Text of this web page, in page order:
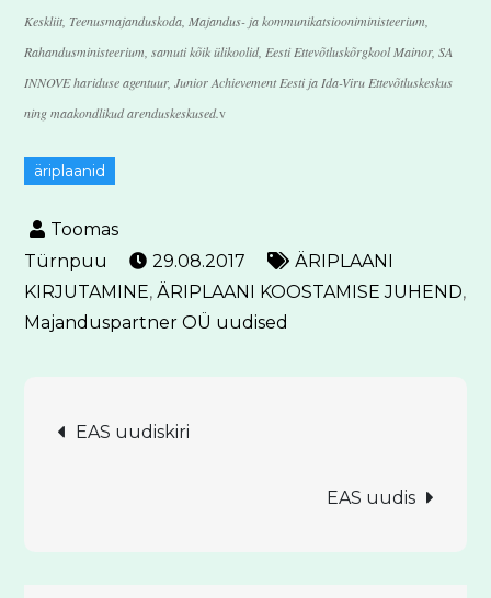
Keskliit, Teenusmajanduskoda, Majandus- ja kommunikatsiooniministeerium,
Rahandusministeerium, samuti kõik ülikoolid, Eesti Ettevõtluskõrgkool Mainor, SA
INNOVE hariduse agentuur, Junior Achievement Eesti ja Ida-Viru Ettevõtluskeskus
ning maakondlikud arenduskeskused.v
äriplaanid
29.08.2017
ÄRIPLAANI
KIRJUTAMINE,ÄRIPLAANI KOOSTAMISE JUHEND,
Majanduspartner OÜ uudised
Navigeerimine
EAS uudiskiri
EAS uudis